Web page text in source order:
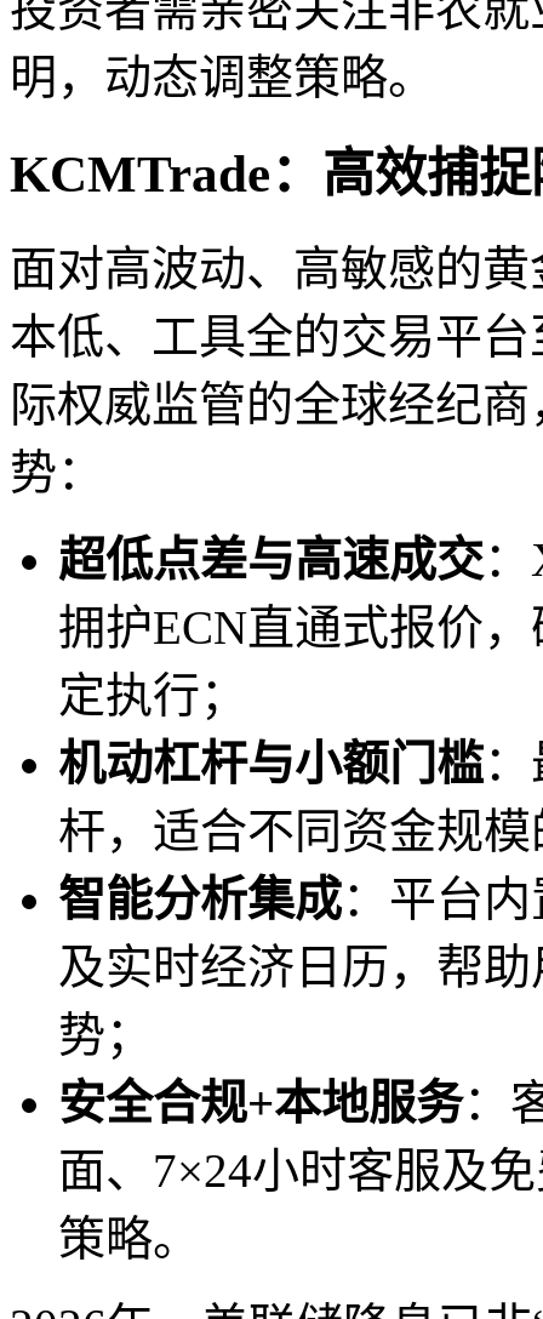
明，动态调整策略。
KCMTrade：高效捕
面对高波动、高敏感的
本低、工具全的交易平
际权威监管的全球经纪
势：
超低点差与高速成交
拥护ECN直通式报价
定执行；
机动杠杆与小额门槛
杆，适合不同资金规
智能分析集成：平台内
及实时经济日历，帮
势；
安全合规+本地服务：
面、7×24小时客服及
策略。